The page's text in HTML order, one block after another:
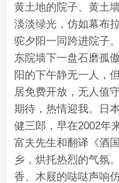
黄土地的院子、黄土
淡淡绿光，仿如幕布
驼夕阳一同跨进院子。
东院墙下一盘石磨孤
阳的下午静无一人，
居免费开放，无人值
期待，热情迎我。日
健三郎，早在2002年
富夫先生和翻译《酒
乡，烘托热烈的气氛
香、木屐的哒哒声响仿